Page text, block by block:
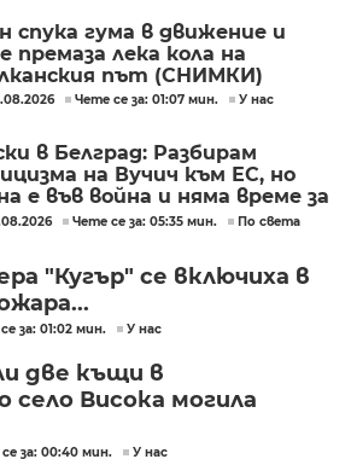
спука гума в движение и
премаза лека кола на
път (СНИМКИ)
Чете се за: 01:07 мин. У нас
в Белград: Разбирам
на Вучич към ЕС, но
е във война и няма време за
Чете се за: 05:35 мин. По света
"Кугър" се включиха в
за: 01:02 мин. У нас
две къщи в
Висока могила
за: 00:40 мин. У нас